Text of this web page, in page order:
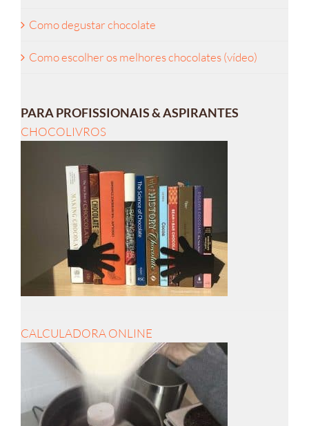
Como degustar chocolate
Como escolher os melhores chocolates (vídeo)
PARA PROFISSIONAIS & ASPIRANTES
CHOCOLIVROS
CALCULADORA ONLINE